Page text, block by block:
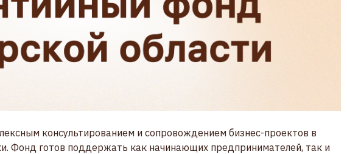
консультированием и сопровождением бизнес-проектов в
Фонд готов поддержать как начинающих предпринимателей, так и